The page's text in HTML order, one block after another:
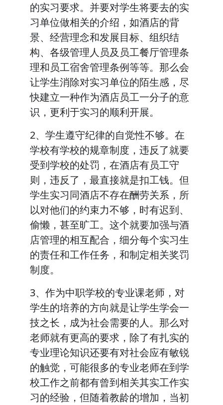
的实习要求。并要对学生将要去的实
习单位做相关的介绍，如酒店的背
景、经营理念和发展目标、组织结
构、各级管理人员及员工餐厅管理条
理和员工宿舍管理条例等等。那么会
让学生消除对实习单位的陌生感，尽
快建立一种作为酒店员工一分子的意
识，更利于实习的顺利开展。
2、学生遵守纪律的自觉性不够。在
学校有学校的规章制度，违反了就要
受到学校的处罚，在酒店有员工守
则，违反了，最直接就是扣工钱。但
学生实习同酒店不存在酬劳关系，所
以对他们的约束力不够，时有迟到、
偷懒，甚至旷工。这个就要加强与酒
店管理的相互配合，细分每个实习生
的责任和工作任务，和制定相关奖罚
制度。
3、作为中职学校的专业课老师，对
学生的培养的方向就是让学生学会一
技之长，成为社会需要的人。那么对
老师就有更高的要求，除了有扎实的
专业理论知识还要有对社会应有敏锐
的触觉，可能很多的专业老师在到学
校工作之前都有曾到相关其实工作实
习的经验，但随着教龄的增加，当初